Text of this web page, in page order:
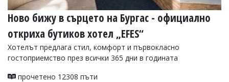
Ново бижу в сърцето на Бургас - официално
откриха бутиков хотел „EFES“
Хотелът предлага стил, комфорт и първокласно
гостоприемство през всички 365 дни в годината
прочетено 12308 пъти